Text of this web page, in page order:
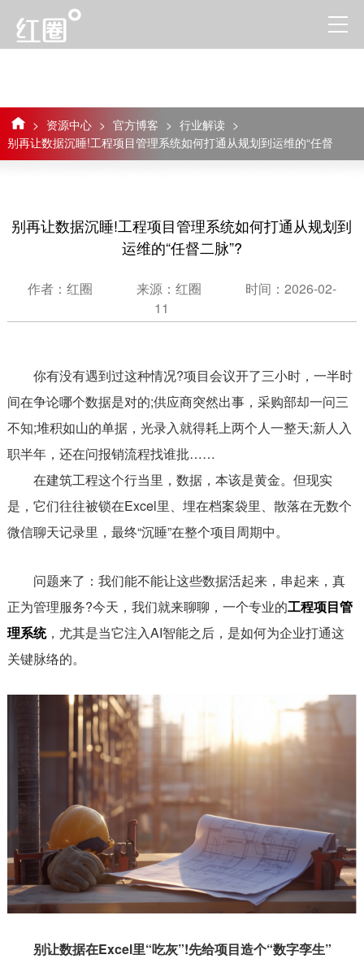
> 资源中心 > 官方博客 > 行业解读 >
别再让数据沉睡!工程项目管理系统如何打通从规划到运维的“任督
二脉”?
别再让数据沉睡!工程项目管理系统如何打通从规划到
运维的“任督二脉”?
作者：红圈 来源：红圈
时间：2026-02-
11
你有没有遇到过这种情况?项目会议开了三小时，一半时
间在争论哪个数据是对的;供应商突然出事，采购部却一问三
不知;堆积如山的单据，光录入就得耗上两个人一整天;新人入
职半年，还在问报销流程找谁批……
在建筑工程这个行当里，数据，本该是黄金。但现实
是，它们往往被锁在Excel里、埋在档案袋里、散落在无数个
微信聊天记录里，最终“沉睡”在整个项目周期中。
问题来了：我们能不能让这些数据活起来，串起来，真
正为管理服务?今天，我们就来聊聊，一个专业的工程项目管
理系统，尤其是当它注入AI智能之后，是如何为企业打通这
关键脉络的。
别让数据在Excel里“吃灰”!先给项目造个“数字孪生”